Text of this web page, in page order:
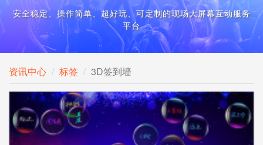
安全稳定、操作简单、超好玩、可定制的现场大屏幕互动服务
平台
资讯中心 标签 3D签到墙